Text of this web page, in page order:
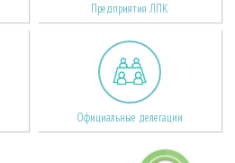
Предприятия ЛПК
Официальные делегации